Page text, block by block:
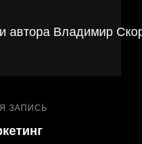
автора Владимир
ЗАПИСЬ